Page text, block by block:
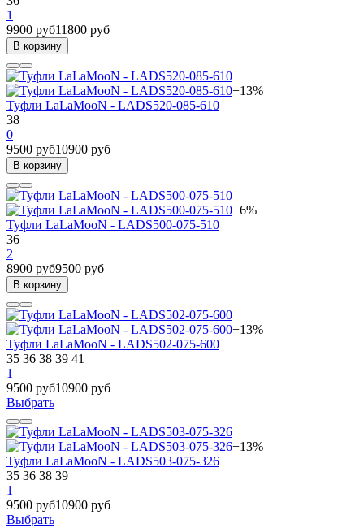
1
9900 руб11800 руб
В корзину
−13%
Туфли LaLaMooN - LADS520-085-610
38
0
9500 руб10900 руб
В корзину
−6%
Туфли LaLaMooN - LADS500-075-510
36
2
8900 руб9500 руб
В корзину
−13%
Туфли LaLaMooN - LADS502-075-600
35 36 38 39 41
1
9500 руб10900 руб
Выбрать
−13%
Туфли LaLaMooN - LADS503-075-326
35 36 38 39
1
9500 руб10900 руб
Выбрать